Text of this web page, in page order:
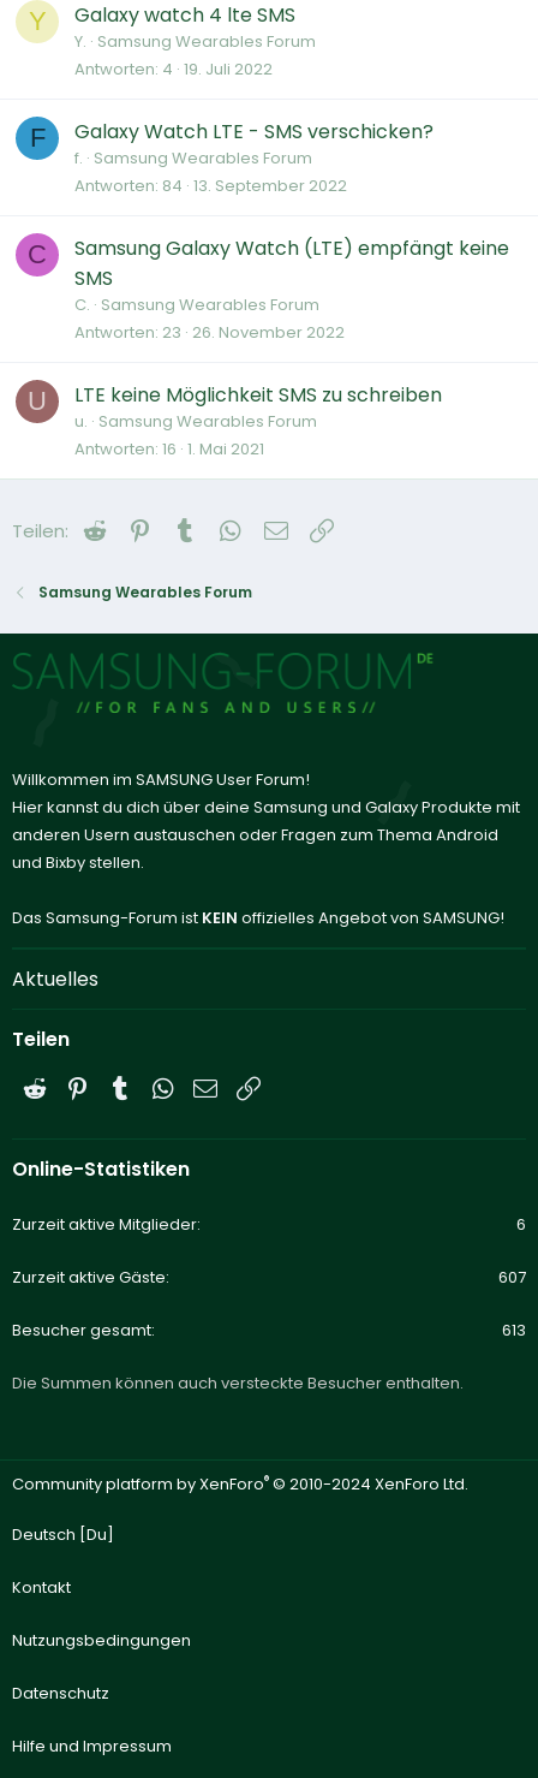
Y Galaxy watch 4 lte SMS
Y. Samsung Wearables Forum
Antworten 4 19. Juli 2022
F Galaxy Watch LTE - SMS verschicken?
f. Samsung Wearables Forum
Antworten 84 13. September 2022
C
Samsung Galaxy Watch (LTE) empfängt keine
SMS
C. Samsung Wearables Forum
Antworten 23 26. November 2022
U LTE keine Möglichkeit SMS zu schreiben
u. Samsung Wearables Forum
Antworten 16 1. Mai 2021
Teilen: Reddit Pinterest
Tumblr WhatsApp
E-Mail
Samsung Wearables Forum
Willkommen im SAMSUNG User Forum!
Hier kannst du dich über deine Samsung und Galaxy Produkte mit
anderen Usern austauschen oder Fragen zum Thema Android
und Bixby stellen.
Das Samsung-Forum ist KEIN offizielles Angebot von SAMSUNG!
Aktuelles
Teilen
Reddit PinterestTumblrWhatsApp
E-Mail
Online-Statistiken
Zurzeit aktive Mitglieder 6
Zurzeit aktive Gäste 607
Besucher gesamt 613
Die Summen können auch versteckte Besucher enthalten.
Community platform by XenForo® © 2010-2024 XenForo Ltd.
Deutsch [Du]
Kontakt
Nutzungsbedingungen
Datenschutz
Hilfe und Impressum